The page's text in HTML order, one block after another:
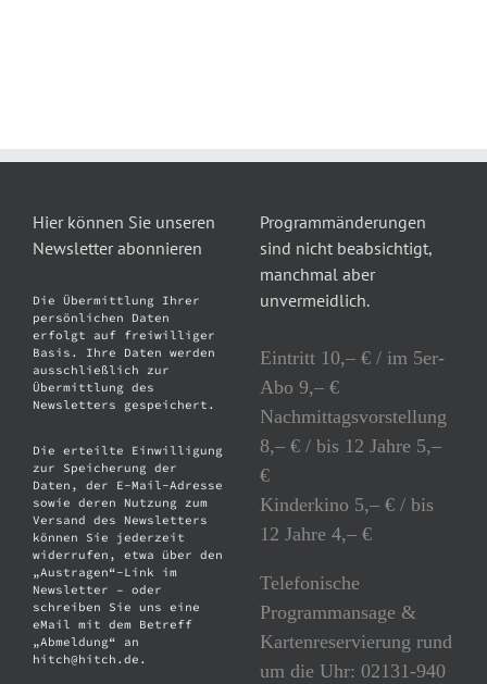
Hier können Sie unseren
Newsletter abonnieren
Die Übermittlung Ihrer
persönlichen Daten
erfolgt auf freiwilliger
Basis. Ihre Daten werden
ausschließlich zur
Übermittlung des
Newsletters gespeichert.
Die erteilte Einwilligung
zur Speicherung der
Daten, der E-Mail-Adresse
sowie deren Nutzung zum
Versand des Newsletters
können Sie jederzeit
widerrufen, etwa über den
„Austragen“-Link im
Newsletter – oder
schreiben Sie uns eine
eMail mit dem Betreff
„Abmeldung“ an
hitch@hitch.de.
Programmänderungen
sind nicht beabsichtigt,
manchmal aber
unvermeidlich.
Eintritt 10,– € / im 5er-
Abo 9,– €
Nachmittagsvorstellung
8,– € / bis 12 Jahre 5,–
€
Kinderkino 5,– € / bis
12 Jahre 4,– €
Telefonische
Programmansage &
Kartenreservierung rund
um die Uhr: 02131-940